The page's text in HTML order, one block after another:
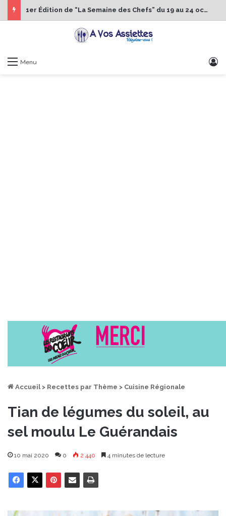
1er Édition de “La Semaine des Chefs” du 19 au 24 octobre 2026
Menu
Accueil > Recettes par Thème > Cuisine Régionale
Tian de légumes du soleil, au
sel moulu Le Guérandais
10 mai 2020 0 2 440 4 minutes de lecture